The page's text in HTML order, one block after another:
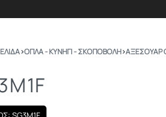
›ΟΠΛΑ - ΚΥΝΗΓΙ - ΣΚΟΠΟΒΟΛΗ›ΑΞΕΣΟΥΑΡ